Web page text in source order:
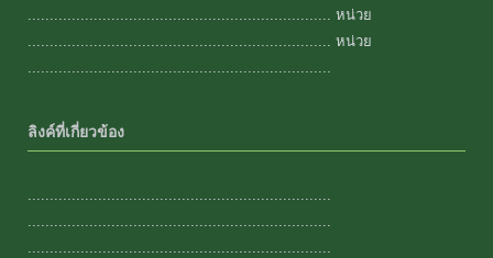
..................................................................... หน่วย
..................................................................... หน่วย
.....................................................................
ลิงค์ที่เกี่ยวข้อง
.....................................................................
.....................................................................
.....................................................................